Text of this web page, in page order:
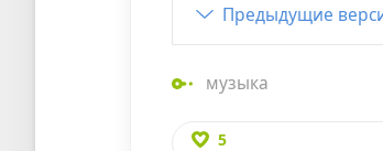
Предыдущие
музыка
5